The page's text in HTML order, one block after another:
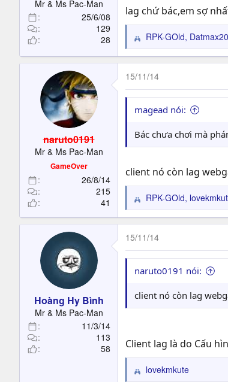
Mr & Ms Pac-Man
25/6/08
129
28
lag chứ bác,em sợ
R
e
a
c
t
i
o
s
RPK-GOld,
naruto0191
Mr & Ms Pac-Man
GameOver
26/8/14
215
41
15/11/14
magead nói:
Bác chưa chơi mà
client nó còn lag
R
e
a
c
t
i
o
s
RPK-GOld,
Hoàng Hy Bình
Mr & Ms Pac-Man
11/3/14
113
58
15/11/14
naruto0191 nói:
client nó còn lag
Client lag là do Cấu
R
lovekmkute